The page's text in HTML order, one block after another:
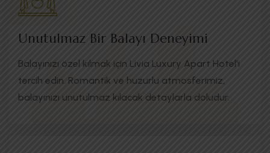
Unutulmaz Bir Balayı Deneyimi
Balayınızı özel kılmak için Livia Luxury Apart Hotel'i
tercih edin. Romantik ve huzurlu atmosferimiz,
balayınızı unutulmaz kılacak detaylarla doludur.